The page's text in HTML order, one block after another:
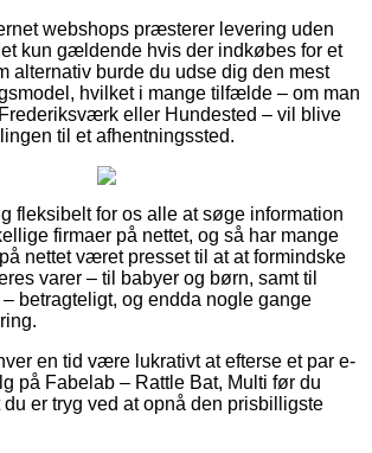
webshops præsterer levering uden
kun gældende hvis der indkøbes for et
alternativ burde du udse dig den mest
hvilket i mange tilfælde – om man
eller Hundested – vil blive
til et afhentningssted.
fleksibelt for os alle at søge information
firmaer på nettet, og så har mange
nettet været presset til at at formindske
varer – til babyer og børn, samt til
betragteligt, og endda nogle gange
en tid være lukrativt at efterse et par e-
på Fabelab – Rattle Bat, Multi før du
du er tryg ved at opnå den prisbilligste